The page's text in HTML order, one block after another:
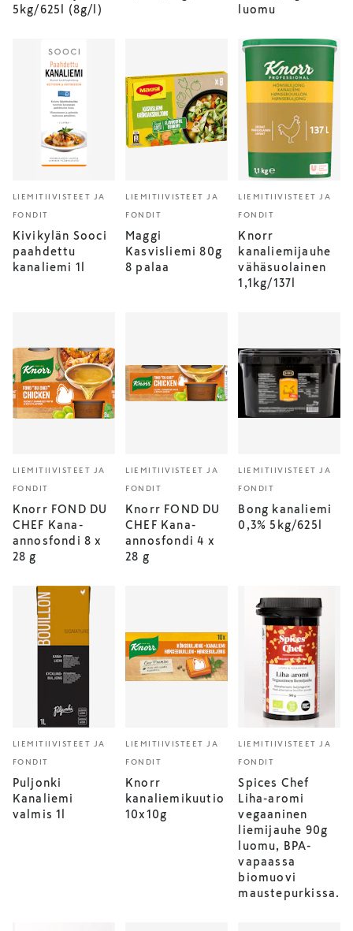
5kg/625l (8g/l)
luomu
LIEMITIIVISTEET JA
FONDIT
Kivikylän Sooci
paahdettu
kanaliemi 1l
LIEMITIIVISTEET JA
FONDIT
Maggi
Kasvisliemi 80g
8 palaa
LIEMITIIVISTEET JA
FONDIT
Knorr
kanaliemijauhe
vähäsuolainen
1,1kg/137l
LIEMITIIVISTEET JA
FONDIT
Knorr FOND DU
CHEF Kana-
annosfondi 8 x
28 g
LIEMITIIVISTEET JA
FONDIT
Knorr FOND DU
CHEF Kana-
annosfondi 4 x
28 g
LIEMITIIVISTEET JA
FONDIT
Bong kanaliemi
0,3% 5kg/625l
LIEMITIIVISTEET JA
FONDIT
Puljonki
Kanaliemi
valmis 1l
LIEMITIIVISTEET JA
FONDIT
Knorr
kanaliemikuutio
10x10g
LIEMITIIVISTEET JA
FONDIT
Spices Chef
Liha-aromi
vegaaninen
liemijauhe 90g
luomu, BPA-
vapaassa
biomuovi
maustepurkissa.